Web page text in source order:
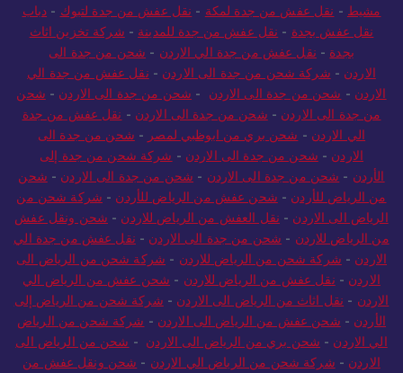
مشيط - نقل عفش من جدة لمكة - نقل عفش من جدة لتبوك - دباب
نقل عفش بجدة - نقل عفش من جدة للمدينة - شركة تخزين اثاث
بجدة - نقل عفش من جدة الي الاردن - شحن من جدة الى
الاردن - شركة شحن من جدة الى الاردن - نقل عفش من جدة الي
الاردن - شحن من جدة الى الاردن - شحن من جدة الى الاردن - شحن
من جدة الى الاردن - شحن من جدة الى الاردن - نقل عفش من جدة
الي الاردن - شحن بري من ابوظبي لمصر - شحن من جدة الى
الاردن - شحن من جدة الى الاردن - شركة شحن من جدة إلى
الأردن - شحن من جدة الى الاردن - شحن من جدة الى الاردن - شحن
من الرياض للأردن - شحن عفش من الرياض للأردن - شركة شحن من
الرياض الى الاردن - نقل العفش من الرياض للاردن - شحن ونقل عفش
من الرياض للاردن - شحن من جدة الى الاردن - نقل عفش من جدة الي
الاردن - شركة شحن من الرياض للاردن - شركة شحن من الرياض الى
الاردن - نقل عفش من الرياض للاردن - شحن عفش من الرياض الي
الاردن - نقل اثاث من الرياض الى الاردن - شركة شحن من الرياض إلى
الأردن - شحن عفش من الرياض الى الاردن - شركة شحن من الرياض
الي الاردن - شحن بري من الرياض الى الاردن - شحن من الرياض الى
الاردن - شركة شحن من الرياض الي الاردن - شحن ونقل عفش من